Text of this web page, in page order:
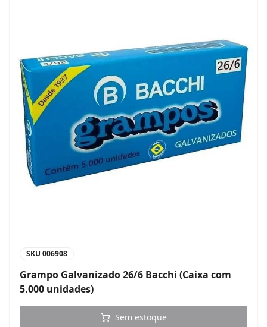
SKU 006908
Grampo Galvanizado 26/6 Bacchi (Caixa com
5.000 unidades)
Sem estoque